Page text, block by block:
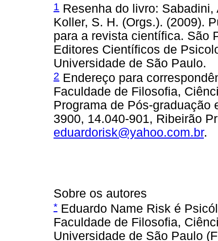
1 Resenha do livro:
Koller, S. H. (Orgs.). (2009).
para a revista científica. São
Editores Científicos de
Universidade de São Paulo.
2 Endereço para
Faculdade de Filosofia,
Programa de Pós-graduação
3900, 14.040-901, Ribeirão
eduardorisk@yahoo.com.br.
Sobre os autores
* Eduardo Name Risk é
Faculdade de Filosofia,
Universidade de São Paulo